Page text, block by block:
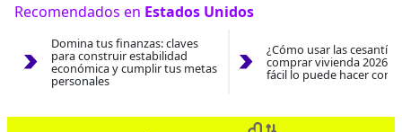
Recomendados en Estados Unidos
Domina tus finanzas: claves
para construir estabilidad
económica y cumplir tus metas
personales
¿Cómo usar las
comprar vivienda 2026?
fácil lo puede hacer con